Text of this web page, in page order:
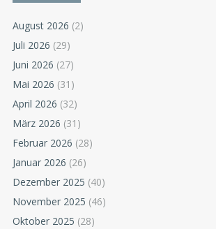
August 2026 (2)
Juli 2026 (29)
Juni 2026 (27)
Mai 2026 (31)
April 2026 (32)
März 2026 (31)
Februar 2026 (28)
Januar 2026 (26)
Dezember 2025 (40)
November 2025 (46)
Oktober 2025 (28)